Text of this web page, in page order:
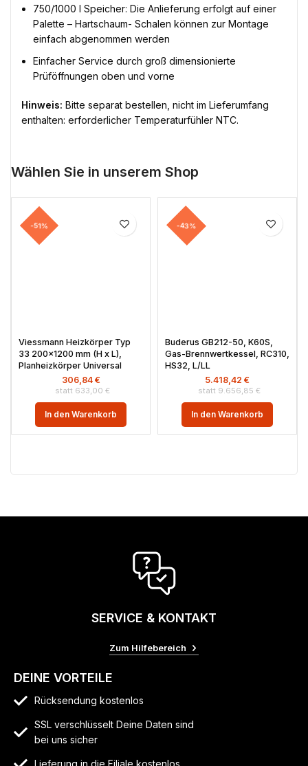
750/1000 l Speicher: Die Anlieferung erfolgt auf einer
Palette – Hartschaum- Schalen können zur Montage
einfach abgenommen werden
Einfacher Service durch groß dimensionierte
Prüföffnungen oben und vorne
Hinweis: Bitte separat bestellen, nicht im Lieferumfang
enthalten: erforderlicher Temperaturfühler NTC.
Wählen Sie in unserem Shop
-51%
Viessmann Heizkörper Typ
33 200×1200 mm (H x L),
Planheizkörper Universal
633,00 €
306,84 €
In den Warenkorb
-43%
Buderus GB212-50, K60S,
Gas-Brennwertkessel, RC310,
HS32, L/LL
9.656,85 €
5.418,42 €
In den Warenkorb
SERVICE & KONTAKT
Zum Hilfebereich
DEINE VORTEILE
Rücksendung kostenlos
SSL verschlüsselt Deine Daten sind
bei uns sicher